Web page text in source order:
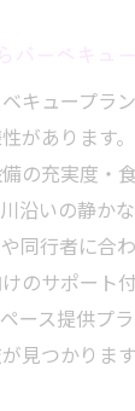
手ぶらバー
てぶらバーベ
キューの手軽
キュープラ
があります
の充実度・
沿いの静か
同行者に合
のサポート
ース提供プ
見つかります